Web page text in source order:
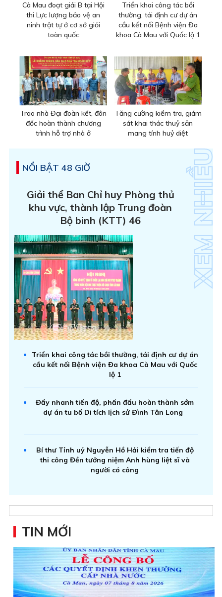
Cà Mau đoạt giải B tại Hội
thi Lực lượng bảo vệ an
ninh trật tự ở cơ sở giỏi
toàn quốc
Triển khai công tác bồi
thường, tái định cư dự án
cầu kết nối Bệnh viện Đa
khoa Cà Mau với Quốc lộ 1
Trao nhà Đại đoàn kết, đôn
đốc hoàn thành chương
trình hỗ trợ nhà ở
Tăng cường kiểm tra, giám
sát khai thác thuỷ sản
mang tính huỷ diệt
NỔI BẬT 48 GIỜ
Giải thể Ban Chỉ huy Phòng thủ
khu vực, thành lập Trung đoàn
Bộ binh (KTT) 46
Triển khai công tác bồi thường, tái định cư dự án
cầu kết nối Bệnh viện Đa khoa Cà Mau với Quốc
lộ 1
Đẩy nhanh tiến độ, phấn đấu hoàn thành sớm
dự án tu bổ Di tích lịch sử Đình Tân Long
Bí thư Tỉnh uỷ Nguyễn Hồ Hải kiểm tra tiến độ
thi công Đền tưởng niệm Anh hùng liệt sĩ và
người có công
TIN MỚI